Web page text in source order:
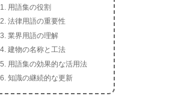
用語集の役割
法律用語の重要性
業界用語の理解
建物の名称と工法
用語集の効果的な活用法
知識の継続的な更新